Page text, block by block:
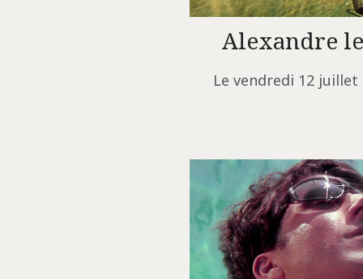
Alexandre
Le vendredi 12 juillet